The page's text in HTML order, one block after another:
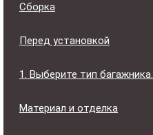
Сборка
Перед установкой
1. Выберите тип багажника.
Материал и отделка